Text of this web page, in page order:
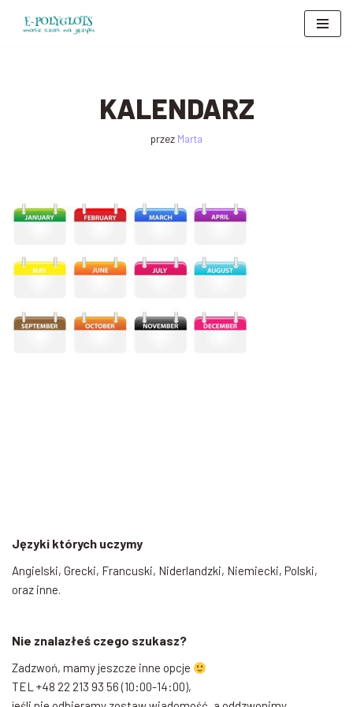
KALENDARZ
przez Marta
Języki których uczymy
Angielski, Grecki, Francuski, Niderlandzki, Niemiecki, Polski,
oraz inne.
Nie znalazłeś czego szukasz?
Zadzwoń, mamy jeszcze inne opcje
TEL +48 22 213 93 56 (10:00-14:00),